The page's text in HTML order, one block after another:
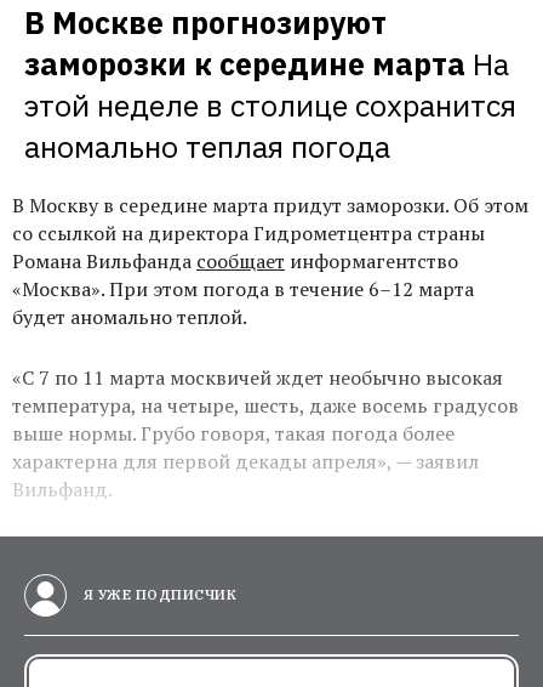
В Москве прогнозируют
заморозки к середине марта На
этой неделе в столице сохранится
аномально теплая погода
В Москву в середине марта придут заморозки. Об этом
со ссылкой на директора Гидрометцентра страны
Романа Вильфанда сообщает информагентство
«Москва». При этом погода в течение 6–12 марта
будет аномально теплой.
«С 7 по 11 марта москвичей ждет необычно высокая
температура, на четыре, шесть, даже восемь градусов
выше нормы. Грубо говоря, такая погода более
характерна для первой декады апреля», — заявил
Вильфанд.
Я УЖЕ ПОДПИСЧИК